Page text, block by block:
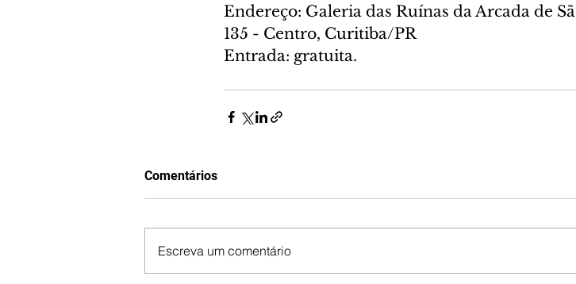
Endereço: Galeria das Ruínas da Arcada de
135 - Centro, Curitiba/PR
Entrada: gratuita.
Comentários
Escreva um comentário